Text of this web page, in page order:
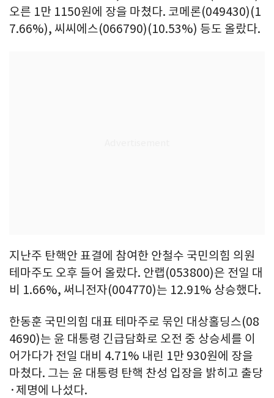
오른 1만 1150원에 장을 마쳤다. 코메론(049430)(1
7.66%), 씨씨에스(066790)(10.53%) 등도 올랐다.
지난주 탄핵안 표결에 참여한 안철수 국민의힘 의원
테마주도 오후 들어 올랐다. 안랩(053800)은 전일 대
비 1.66%, 써니전자(004770)는 12.91% 상승했다.
한동훈 국민의힘 대표 테마주로 묶인 대상홀딩스(08
4690)는 윤 대통령 긴급담화로 오전 중 상승세를 이
어가다가 전일 대비 4.71% 내린 1만 930원에 장을
마쳤다. 그는 윤 대통령 탄핵 찬성 입장을 밝히고 출당
·제명에 나섰다.